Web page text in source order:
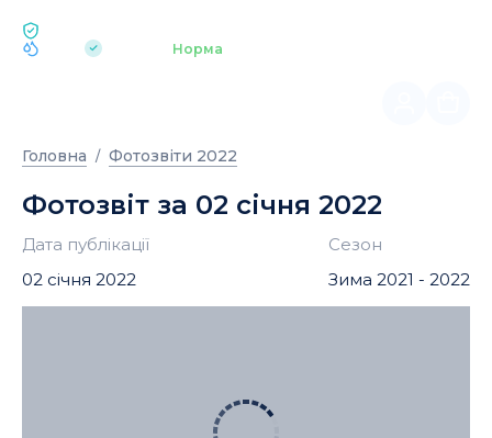
| Норма
Головна Фотозвіти 2022
Фотозвіт за 02 січня 2022
Дата публікації
02 січня 2022
Сезон
Зима 2021 - 2022